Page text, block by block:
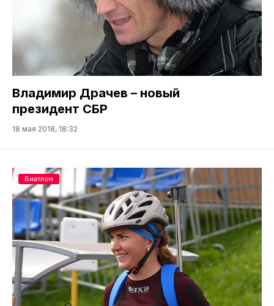
Владимир Драчев – новый
президент СБР
18 мая 2018, 18:32
Биатлон